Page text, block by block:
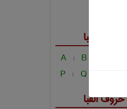
الفبا
A | B
P | Q
الفبا